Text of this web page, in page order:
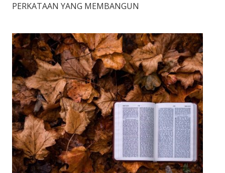
PERKATAAN YANG MEMBANGUN